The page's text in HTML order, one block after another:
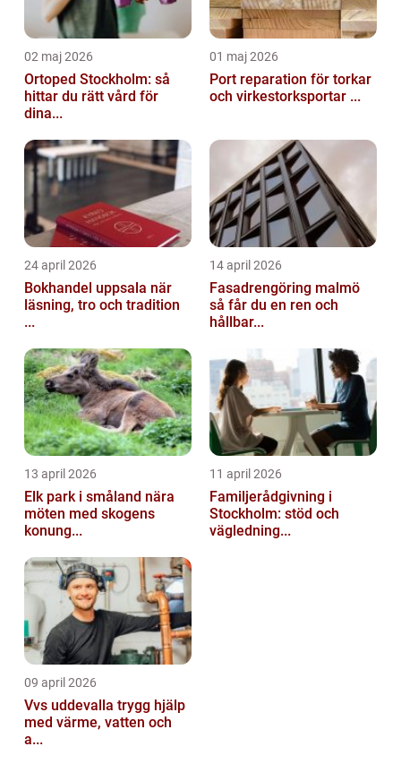
02 maj 2026
Ortoped Stockholm: så
hittar du rätt vård för
dina...
01 maj 2026
Port reparation för torkar
och virkestorksportar ...
24 april 2026
Bokhandel uppsala när
läsning, tro och tradition
...
14 april 2026
Fasadrengöring malmö
så får du en ren och
hållbar...
13 april 2026
Elk park i småland nära
möten med skogens
konung...
11 april 2026
Familjerådgivning i
Stockholm: stöd och
vägledning...
09 april 2026
Vvs uddevalla trygg hjälp
med värme, vatten och
a...